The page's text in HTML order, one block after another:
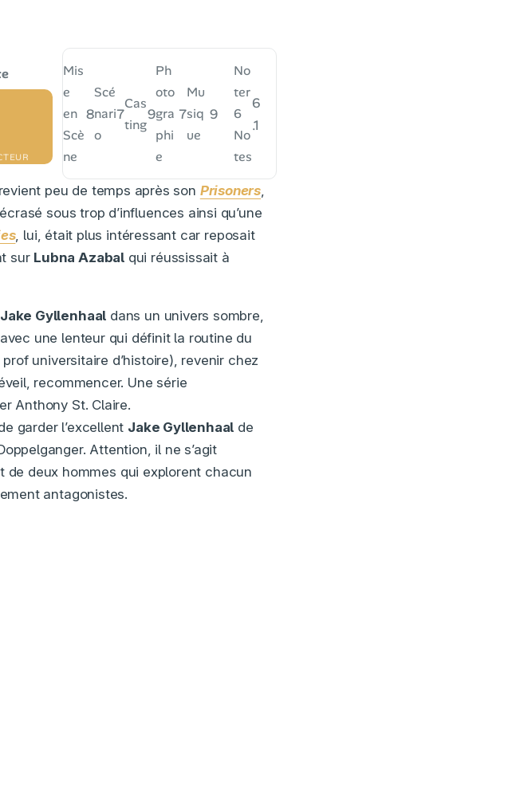
Mis
e
en
Scè
ne
8
Scé
nari
o
7
Cas
ting
9
Ph
oto
gra
phi
e
7
Mu
siq
ue
9
No
ter
6
No
tes
6
.1
revient peu de temps après son Prisoners,
sous trop d’influences ainsi qu’une
, lui, était plus intéressant car reposait
sur Lubna Azabal qui réussissait à
Jake Gyllenhaal dans un univers sombre,
une lenteur qui définit la routine du
universitaire d’histoire), revenir chez
recommencer. Une série
Anthony St. Claire.
garder l’excellent Jake Gyllenhaal de
Attention, il ne s’agit
de deux hommes qui explorent chacun
antagonistes.